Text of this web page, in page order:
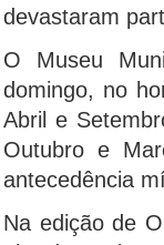
devastaram
O Museu
domingo, no
Abril e
Outubro e
antecedência
Na edição de